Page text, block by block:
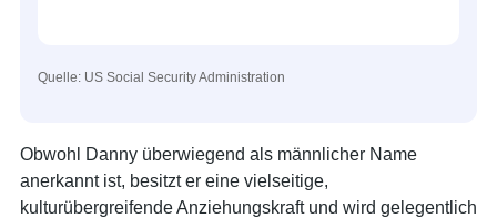
Quelle: US Social Security Administration
Obwohl Danny überwiegend als männlicher Name
anerkannt ist, besitzt er eine vielseitige,
kulturübergreifende Anziehungskraft und wird gelegentlich